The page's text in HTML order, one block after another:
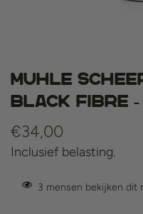
Muhle
Black Fibre
Normale
prijs
€34,00
Inclusief belasting.
3 mensen bekijken dit